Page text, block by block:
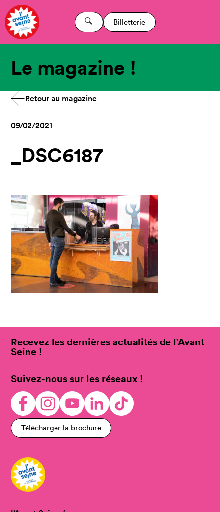
Billetterie
Le magazine !
Retour au magazine
09/02/2021
_DSC6187
Recevez les dernières actualités de l’Avant
Seine !
Suivez-nous sur les réseaux !
Télécharger la brochure